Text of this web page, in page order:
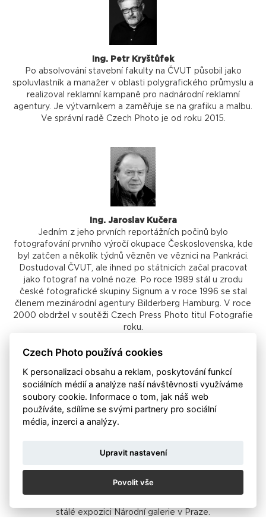
Ing. Petr Kryštůfek
Po absolvování stavební fakulty na ČVUT působil jako
spoluvlastník a manažer v oblasti polygrafického průmyslu a
realizoval reklamní kampaně pro nadnárodní reklamní
agentury. Je výtvarníkem a zaměřuje se na grafiku a malbu.
Ve správní radě Czech Photo je od roku 2015.
Ing. Jaroslav Kučera
Jedním z jeho prvních reportážních počinů bylo
fotografování prvního výročí okupace Československa, kde
byl zatčen a několik týdnů vězněn ve věznici na Pankráci.
Dostudoval ČVUT, ale ihned po státnicích začal pracovat
jako fotograf na volné noze. Po roce 1989 stál u zrodu
české fotografické skupiny Signum a v roce 1996 se stal
členem mezinárodní agentury Bilderberg Hamburg. V roce
2000 obdržel v soutěži Czech Press Photo titul Fotografie
roku.
připravil desítky výstav předních umělců, z nichž mnozí měli
stálé expozici Národní galerie v Praze.
Czech Photo používá cookies
K personalizaci obsahu a reklam, poskytování funkcí
sociálních médií a analýze naší návštěvnosti využíváme
soubory cookie. Informace o tom, jak náš web
používáte, sdílíme se svými partnery pro sociální
média, inzerci a analýzy.
Upravit nastavení
Povolit vše